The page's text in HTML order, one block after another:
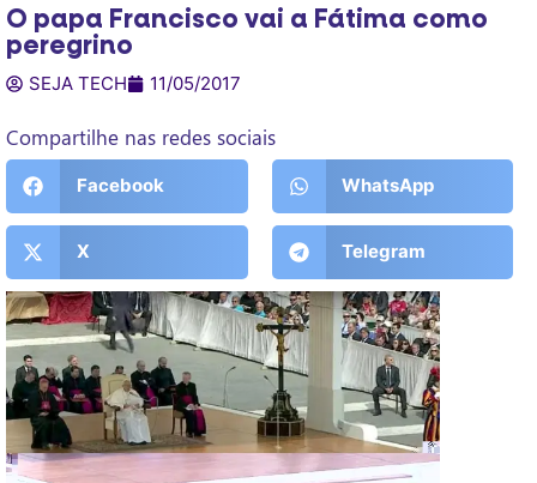
O papa Francisco vai a Fátima como
peregrino
SEJA TECH 11/05/2017
Compartilhe nas redes sociais
Facebook WhatsApp
X Telegram